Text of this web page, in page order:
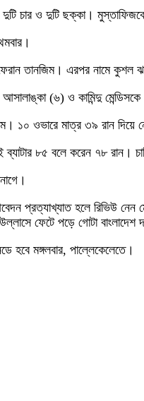
চার ও দুটি ছক্কা।
ফেরান তানজিম। এরপর নামে
(৬) ও কামিন্দু মেন্ডিসকে
১০ ওভারে মাত্র ৩৯ রান
৮৫ বলে করেন ৭৮ রান।
প্রত্যাখ্যাত হলে রিভিউ নেন
ফেটে পড়ে গোটা বাংলাদেশ
হবে মঙ্গলবার, পাল্লেকেলেতে।